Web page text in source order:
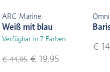
ARC Marine
Weiß mit blau
Verfügbar in 7 Farben
€ 44,95€ 19,95
€